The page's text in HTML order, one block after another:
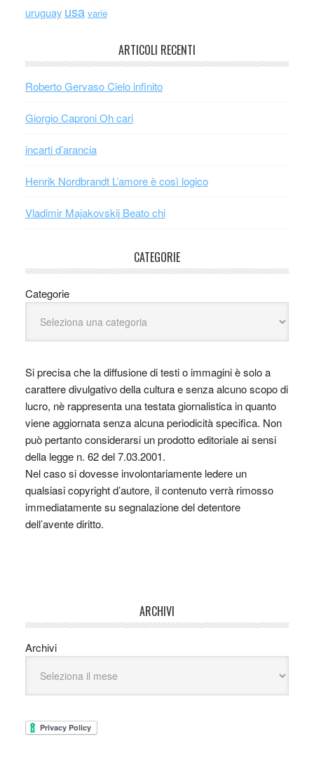
uruguay usa varie
ARTICOLI RECENTI
Roberto Gervaso Cielo infinito
Giorgio Caproni Oh cari
incarti d’arancia
Henrik Nordbrandt L’amore è così logico
Vladimir Majakovskij Beato chi
CATEGORIE
Categorie
Si precisa che la diffusione di testi o immagini è solo a
carattere divulgativo della cultura e senza alcuno scopo di
lucro, nè rappresenta una testata giornalistica in quanto
viene aggiornata senza alcuna periodicità specifica. Non
può pertanto considerarsi un prodotto editoriale ai sensi
della legge n. 62 del 7.03.2001.
Nel caso si dovesse involontariamente ledere un
qualsiasi copyright d’autore, il contenuto verrà rimosso
immediatamente su segnalazione del detentore
dell’avente diritto.
ARCHIVI
Archivi